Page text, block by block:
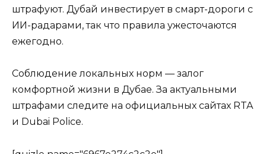
штрафуют. Дубай инвестирует в смарт-дороги с
ИИ-радарами, так что правила ужесточаются
ежегодно.
Соблюдение локальных норм — залог
комфортной жизни в Дубае. За актуальными
штрафами следите на официальных сайтах RTA
и Dubai Police.